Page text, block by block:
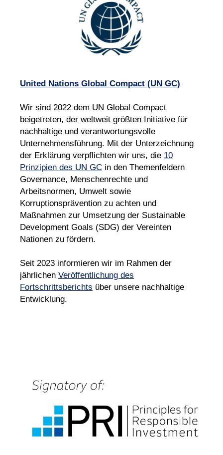
United Nations Global Compact (UN GC)
Wir sind 2022 dem UN Global Compact
beigetreten, der weltweit größten Initiative für
nachhaltige und verantwortungsvolle
Unternehmensführung. Mit der Unterzeichnung
der Erklärung verpflichten wir uns, die 10
Prinzipien des UN GC in den Themenfeldern
Governance, Menschenrechte und
Arbeitsnormen, Umwelt sowie
Korruptionsprävention zu achten und
Maßnahmen zur Umsetzung der Sustainable
Development Goals (SDG) der Vereinten
Nationen zu fördern.
Seit 2023 informieren wir im Rahmen der
jährlichen Veröffentlichung des
Fortschrittsberichts über unsere nachhaltige
Entwicklung.